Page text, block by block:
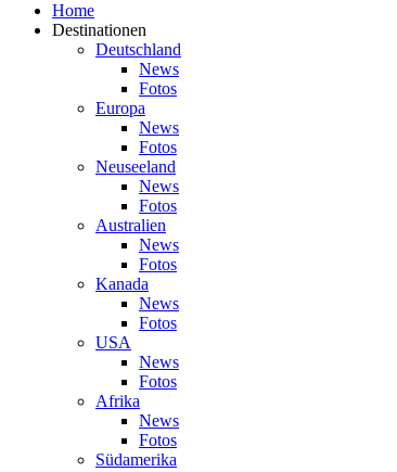
Home
Destinationen
Deutschland
News
Fotos
Europa
News
Fotos
Neuseeland
News
Fotos
Australien
News
Fotos
Kanada
News
Fotos
USA
News
Fotos
Afrika
News
Fotos
Südamerika